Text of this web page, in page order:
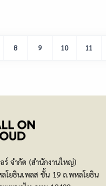
8 9 10 11
ร์ จำกัด (สำนักงานใหญ่)
โยธินเพลส ชั้น 19 ถ.พหลโยธิน